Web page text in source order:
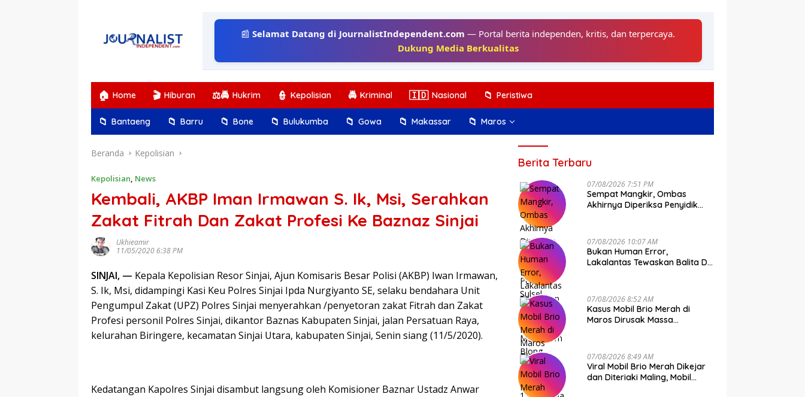
📰Selamat Datang di JournalistIndependent.com — Portal berita independen, kritis, dan terpercaya.
Dukung Media Berkualitas
🏠 Home 🎬 Hiburan ⚖️🚔 Hukrim 👮 Kepolisian 🚔 Kriminal 🇮🇩 Nasional 📁 Peristiwa
📁 Bantaeng 📁 Barru 📁 Bone 📁 Bulukumba 📁 Gowa 📁 Makassar 📁 Maros
Beranda Kepolisian
Kepolisian, News
Kembali, AKBP Iman Irmawan S. Ik, Msi, Serahkan
Zakat Fitrah Dan Zakat Profesi Ke Baznaz Sinjai
Ukhieamir
11/05/2020 6:38 PM
SINJAI, — Kepala Kepolisian Resor Sinjai, Ajun Komisaris Besar Polisi (AKBP) Iwan Irmawan,
S. Ik, Msi, didampingi Kasi Keu Polres Sinjai Ipda Nurgiyanto SE, selaku bendahara Unit
Pengumpul Zakat (UPZ) Polres Sinjai menyerahkan /penyetoran zakat Fitrah dan Zakat
Profesi personil Polres Sinjai, dikantor Baznas Kabupaten Sinjai, jalan Persatuan Raya,
kelurahan Biringere, kecamatan Sinjai Utara, kabupaten Sinjai, Senin siang (11/5/2020).
Kedatangan Kapolres Sinjai disambut langsung oleh Komisioner Baznar Ustadz Anwar
Berita Terbaru
07/08/2026 7:51 PM
Sempat Mangkir, Ombas
Akhirnya Diperiksa Penyidik
07/08/2026 10:07 AM
Bukan Human Error,
Lakalantas Tewaskan Balita Di
07/08/2026 8:52 AM
Kasus Mobil Brio Merah di
Maros Dirusak Massa
07/08/2026 8:49 AM
Viral Mobil Brio Merah Dikejar
dan Diteriaki Maling, Mobil